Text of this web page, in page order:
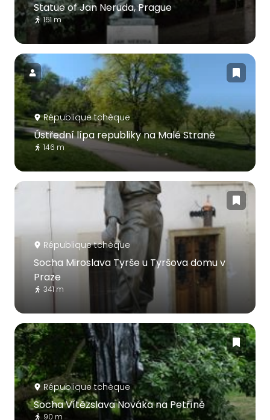
Statue of Jan Neruda, Prague
151 m
République tchèque
Ústřední lípa republiky na Malé Straně
146 m
République tchèque
Socha Miroslava Tyrše u Tyršova domu v
Praze
341 m
République tchèque
Socha Vítězslava Nováka na Petříně
90 m